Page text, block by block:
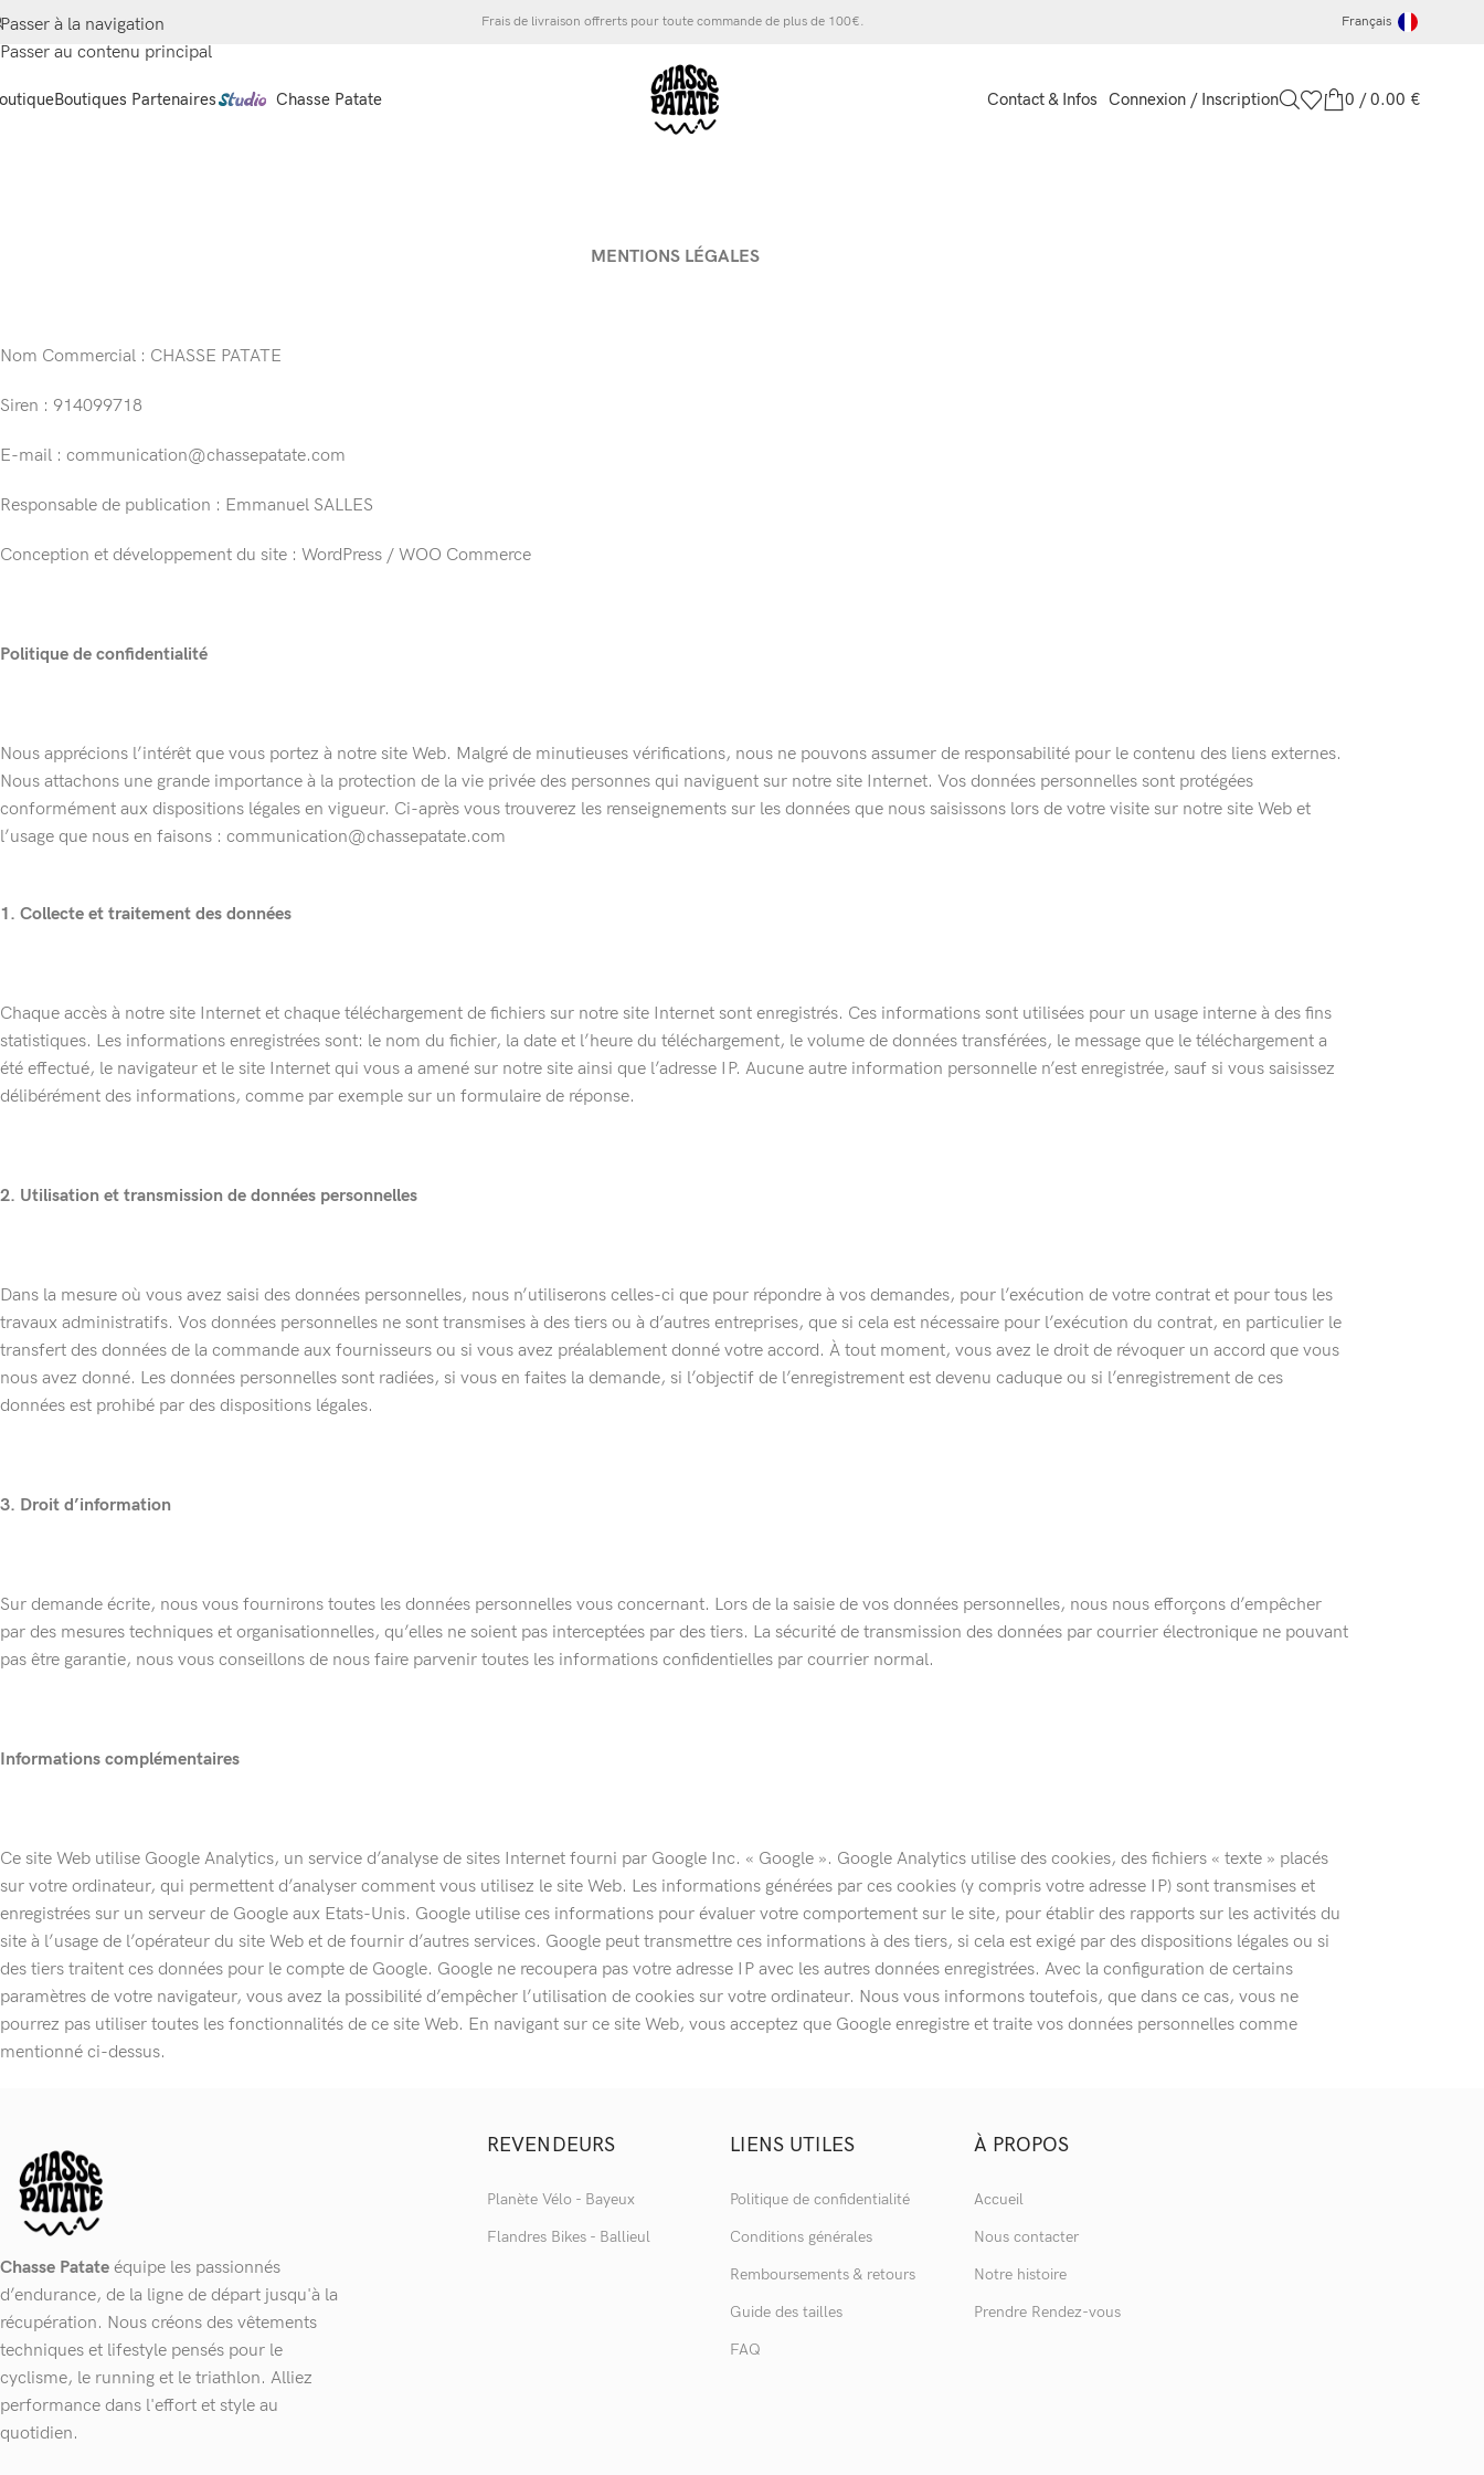
Passer à la navigation
Passer au contenu principal
Frais de livraison offrerts pour toute commande de plus de 100€. Français
Boutiques Partenaires Chasse Patate Contact & Infos Connexion / Inscription 0 / 0.00 €
MENTIONS LÉGALES
Nom Commercial : CHASSE PATATE
Siren : 914099718
E-mail : communication@chassepatate.com
Responsable de publication : Emmanuel SALLES
Conception et développement du site : WordPress / WOO Commerce
Politique de confidentialité
Nous apprécions l’intérêt que vous portez à notre site Web. Malgré de minutieuses vérifications, nous ne pouvons assumer de responsabilité pour le contenu des liens externes.
Nous attachons une grande importance à la protection de la vie privée des personnes qui naviguent sur notre site Internet. Vos données personnelles sont protégées
conformément aux dispositions légales en vigueur. Ci-après vous trouverez les renseignements sur les données que nous saisissons lors de votre visite sur notre site Web et
l’usage que nous en faisons : communication@chassepatate.com
1. Collecte et traitement des données
Chaque accès à notre site Internet et chaque téléchargement de fichiers sur notre site Internet sont enregistrés. Ces informations sont utilisées pour un usage interne à des fins
statistiques. Les informations enregistrées sont: le nom du fichier, la date et l’heure du téléchargement, le volume de données transférées, le message que le téléchargement a
été effectué, le navigateur et le site Internet qui vous a amené sur notre site ainsi que l’adresse IP. Aucune autre information personnelle n’est enregistrée, sauf si vous saisissez
délibérément des informations, comme par exemple sur un formulaire de réponse.
2. Utilisation et transmission de données personnelles
Dans la mesure où vous avez saisi des données personnelles, nous n’utiliserons celles-ci que pour répondre à vos demandes, pour l’exécution de votre contrat et pour tous les
travaux administratifs. Vos données personnelles ne sont transmises à des tiers ou à d’autres entreprises, que si cela est nécessaire pour l’exécution du contrat, en particulier le
transfert des données de la commande aux fournisseurs ou si vous avez préalablement donné votre accord. À tout moment, vous avez le droit de révoquer un accord que vous
nous avez donné. Les données personnelles sont radiées, si vous en faites la demande, si l’objectif de l’enregistrement est devenu caduque ou si l’enregistrement de ces
données est prohibé par des dispositions légales.
3. Droit d’information
Sur demande écrite, nous vous fournirons toutes les données personnelles vous concernant. Lors de la saisie de vos données personnelles, nous nous efforçons d’empêcher
par des mesures techniques et organisationnelles, qu’elles ne soient pas interceptées par des tiers. La sécurité de transmission des données par courrier électronique ne pouvant
pas être garantie, nous vous conseillons de nous faire parvenir toutes les informations confidentielles par courrier normal.
Informations complémentaires
Ce site Web utilise Google Analytics, un service d’analyse de sites Internet fourni par Google Inc. « Google ». Google Analytics utilise des cookies, des fichiers « texte » placés
sur votre ordinateur, qui permettent d’analyser comment vous utilisez le site Web. Les informations générées par ces cookies (y compris votre adresse IP) sont transmises et
enregistrées sur un serveur de Google aux Etats-Unis. Google utilise ces informations pour évaluer votre comportement sur le site, pour établir des rapports sur les activités du
site à l’usage de l’opérateur du site Web et de fournir d’autres services. Google peut transmettre ces informations à des tiers, si cela est exigé par des dispositions légales ou si
des tiers traitent ces données pour le compte de Google. Google ne recoupera pas votre adresse IP avec les autres données enregistrées. Avec la configuration de certains
paramètres de votre navigateur, vous avez la possibilité d’empêcher l’utilisation de cookies sur votre ordinateur. Nous vous informons toutefois, que dans ce cas, vous ne
pourrez pas utiliser toutes les fonctionnalités de ce site Web. En navigant sur ce site Web, vous acceptez que Google enregistre et traite vos données personnelles comme
mentionné ci-dessus.
Chasse Patate équipe les passionnés
d’endurance, de la ligne de départ jusqu'à la
récupération. Nous créons des vêtements
techniques et lifestyle pensés pour le
cyclisme, le running et le triathlon. Alliez
performance dans l'effort et style au
quotidien.
REVENDEURS
Planète Vélo - Bayeux
Flandres Bikes - Ballieul
LIENS UTILES
Politique de confidentialité
Conditions générales
Remboursements & retours
Guide des tailles
FAQ
À PROPOS
Accueil
Nous contacter
Notre histoire
Prendre Rendez-vous